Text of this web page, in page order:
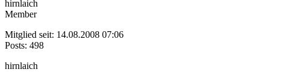
hirnlaich
Member
Mitglied seit: 14.08.2008 07:06
Posts: 498
hirnlaich